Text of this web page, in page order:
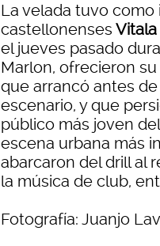
La velada tuvo como
castellonenses Vitala
el jueves pasado
Marlon, ofrecieron su
que arrancó antes
escenario, y que
público más joven
escena urbana más
abarcaron del drill al
la música de club,
Fotografía: Juanjo